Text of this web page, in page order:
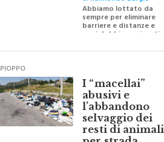
Abbiamo lottato da
sempre per eliminare
barriere e distanze e
oggi dobbiamo ripartire
PIOPPO
I “macellai”
abusivi e
l’abbandono
selvaggio dei
resti di animali
per strada